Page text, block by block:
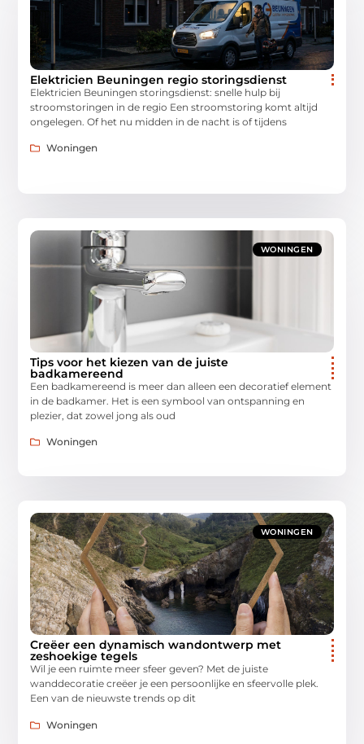
Elektricien Beuningen regio storingsdienst
Elektricien Beuningen storingsdienst: snelle hulp bij
stroomstoringen in de regio Een stroomstoring komt altijd
ongelegen. Of het nu midden in de nacht is of tijdens
Woningen
WONINGEN
Tips voor het kiezen van de juiste
badkamereend
Een badkamereend is meer dan alleen een decoratief element
in de badkamer. Het is een symbool van ontspanning en
plezier, dat zowel jong als oud
Woningen
WONINGEN
Creëer een dynamisch wandontwerp met
zeshoekige tegels
Wil je een ruimte meer sfeer geven? Met de juiste
wanddecoratie creëer je een persoonlijke en sfeervolle plek.
Een van de nieuwste trends op dit
Woningen